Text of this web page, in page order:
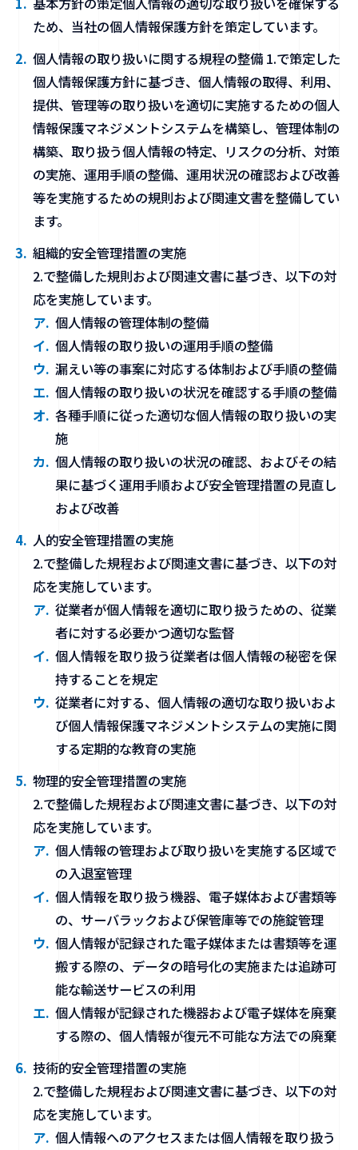
ため、当社の個人情報保護方針を策定しています。
個人情報の取り扱いに関する規程の整備 1.で策定した
個人情報保護方針に基づき、個人情報の取得、利用、
提供、管理等の取り扱いを適切に実施するための個人
情報保護マネジメントシステムを構築し、管理体制の
構築、取り扱う個人情報の特定、リスクの分析、対策
の実施、運用手順の整備、運用状況の確認および改善
等を実施するための規則および関連文書を整備してい
ます。
組織的安全管理措置の実施
2.で整備した規則および関連文書に基づき、以下の対
応を実施しています。
個人情報の管理体制の整備
個人情報の取り扱いの運用手順の整備
漏えい等の事案に対応する体制および手順の整備
個人情報の取り扱いの状況を確認する手順の整備
各種手順に従った適切な個人情報の取り扱いの実
施
個人情報の取り扱いの状況の確認、およびその結
果に基づく運用手順および安全管理措置の見直し
および改善
人的安全管理措置の実施
2.で整備した規程および関連文書に基づき、以下の対
応を実施しています。
従業者が個人情報を適切に取り扱うための、従業
者に対する必要かつ適切な監督
個人情報を取り扱う従業者は個人情報の秘密を保
持することを規定
従業者に対する、個人情報の適切な取り扱いおよ
び個人情報保護マネジメントシステムの実施に関
する定期的な教育の実施
物理的安全管理措置の実施
2.で整備した規程および関連文書に基づき、以下の対
応を実施しています。
個人情報の管理および取り扱いを実施する区域で
の入退室管理
個人情報を取り扱う機器、電子媒体および書類等
の、サーバラックおよび保管庫等での施錠管理
個人情報が記録された電子媒体または書類等を運
搬する際の、データの暗号化の実施または追跡可
能な輸送サービスの利用
個人情報が記録された機器および電子媒体を廃棄
する際の、個人情報が復元不可能な方法での廃棄
技術的安全管理措置の実施
2.で整備した規程および関連文書に基づき、以下の対
応を実施しています。
個人情報へのアクセスまたは個人情報を取り扱う